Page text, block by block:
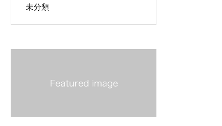
未分類